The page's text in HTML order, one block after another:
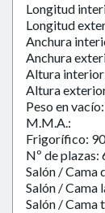
Longitud
Longitud
Anchura
Anchura
Altura
Altura
Peso en
M.M.A.:
Frigorífico:
Nº de plazas:
Salón / Cama
Salón / Cama
Salón / Cama